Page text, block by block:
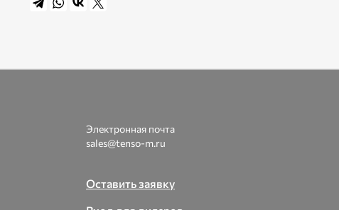
Электронная почта
sales@tenso-m.ru
Оставить заявку